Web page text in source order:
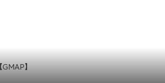
GMAP】